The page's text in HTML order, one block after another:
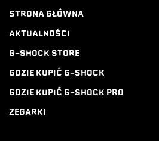
STRONA GŁÓWNA
AKTUALNOŚCI
G-SHOCK STORE
GDZIE KUPIĆ G-SHOCK
GDZIE KUPIĆ G-SHOCK PRO
ZEGARKI